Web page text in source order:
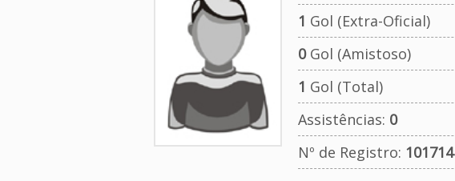
1 Gol (Extra-Oficial)
0Gol (Amistoso)
1 Gol (Total)
Assistências: 0
Nº de Registro: 101714